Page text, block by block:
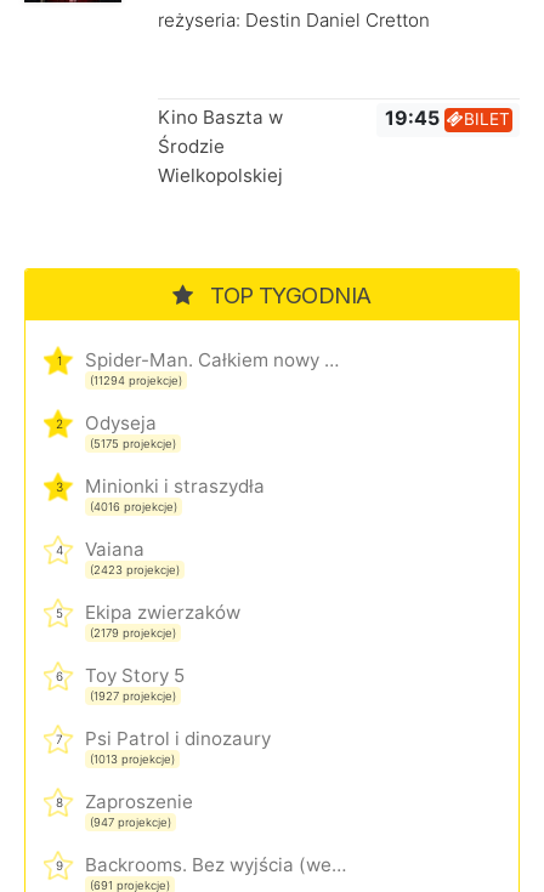
reżyseria: Destin Daniel Cretton
Kino Baszta w
Środzie
Wielkopolskiej
19:45 BILET
TOP TYGODNIA
1 Spider-Man. Całkiem nowy dzień
(11294 projekcje)
2 Odyseja
(5175 projekcje)
3 Minionki i straszydła
(4016 projekcje)
4 Vaiana
(2423 projekcje)
5 Ekipa zwierzaków
(2179 projekcje)
6 Toy Story 5
(1927 projekcje)
7 Psi Patrol i dinozaury
(1013 projekcje)
8 Zaproszenie
(947 projekcje)
9 Backrooms. Bez wyjścia (wersja rozszerzona)
(691 projekcje)